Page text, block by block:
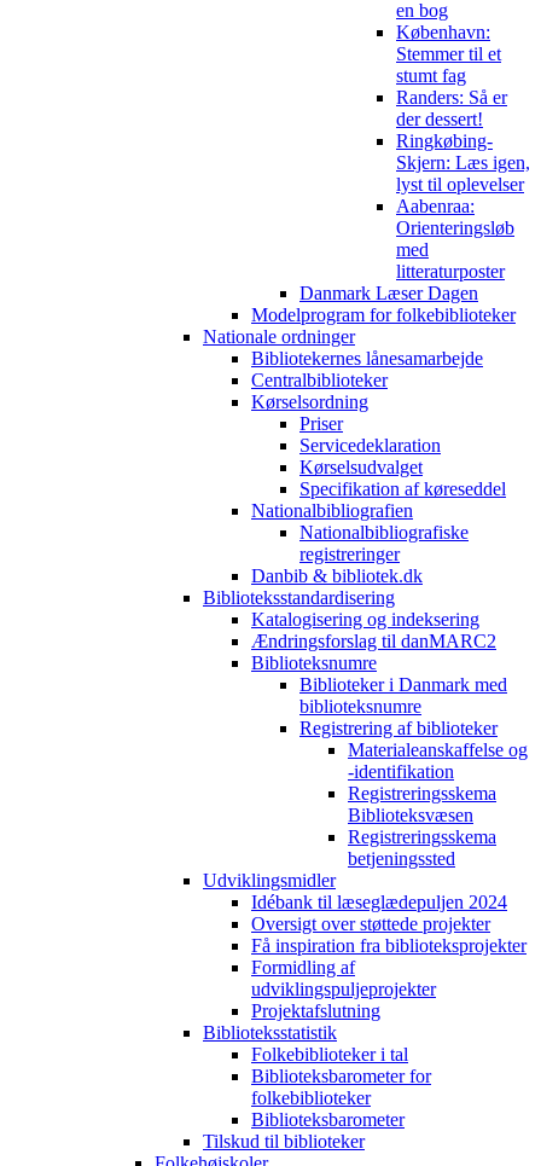
en bog
København:
Stemmer til et
stumt fag
Randers: Så er
der dessert!
Ringkøbing-
Skjern: Læs igen,
lyst til oplevelser
Aabenraa:
Orienteringsløb
med
litteraturposter
Danmark Læser Dagen
Modelprogram for folkebiblioteker
Nationale ordninger
Bibliotekernes lånesamarbejde
Centralbiblioteker
Kørselsordning
Priser
Servicedeklaration
Kørselsudvalget
Specifikation af køreseddel
Nationalbibliografien
Nationalbibliografiske
registreringer
Danbib & bibliotek.dk
Biblioteksstandardisering
Katalogisering og indeksering
Ændringsforslag til danMARC2
Biblioteksnumre
Biblioteker i Danmark med
biblioteksnumre
Registrering af biblioteker
Materialeanskaffelse og
-identifikation
Registreringsskema
Biblioteksvæsen
Registreringsskema
betjeningssted
Udviklingsmidler
Idébank til læseglædepuljen 2024
Oversigt over støttede projekter
Få inspiration fra biblioteksprojekter
Formidling af
udviklingspuljeprojekter
Projektafslutning
Biblioteksstatistik
Folkebiblioteker i tal
Biblioteksbarometer for
folkebiblioteker
Biblioteksbarometer
Tilskud til biblioteker